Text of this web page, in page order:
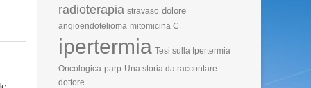
radioterapia stravaso dolore
angioendotelioma mitomicina C
ipertermia Tesi sulla Ipertermia
Oncologica parp Una storia da raccontare
dottore